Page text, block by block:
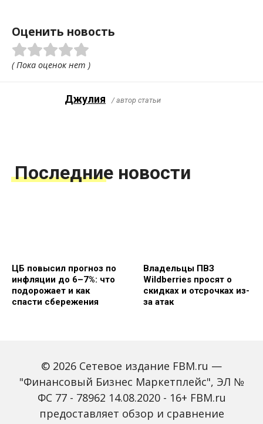
Оценить новость
( Пока оценок нет )
Джулия / автор статьи
Последние новости
ЦБ повысил прогноз по
инфляции до 6–7%: что
подорожает и как
спасти сбережения
Владельцы ПВЗ
Wildberries просят о
скидках и отсрочках из-
за атак
Объем наличных у
С 2027 года ИНН станет
© 2026 Сетевое издание FBM.ru —
"Финансовый Бизнес Маркетплейс", ЭЛ №
ФС 77 - 78962 14.08.2020 - 16+ FBM.ru
предоставляет обзор и сравнение